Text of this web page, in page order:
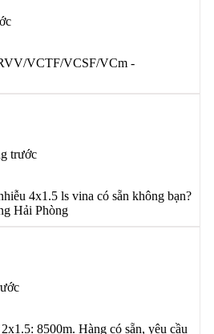
VCTF/VCSF/VCm -
trước
4x1.5 ls vina có sẵn không bạn?
Hải Phòng
8500m. Hàng có sẵn, yêu cầu